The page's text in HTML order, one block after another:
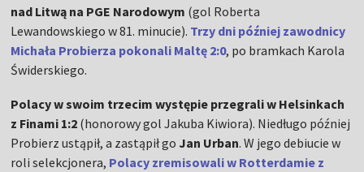
nad Litwą na PGE Narodowym (gol Roberta
Lewandowskiego w 81. minucie). Trzy dni później zawodnicy
Michała Probierza pokonali Maltę 2:0, po bramkach Karola
Świderskiego.
Polacy w swoim trzecim występie przegrali w Helsinkach
z Finami 1:2 (honorowy gol Jakuba Kiwiora). Niedługo później
Probierz ustąpił, a zastąpił go Jan Urban. W jego debiucie w
roli selekcjonera, Polacy zremisowali w Rotterdamie z